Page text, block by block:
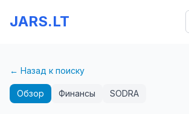
JARS.LT
← Назад к поиску
Обзор Финансы SODRA